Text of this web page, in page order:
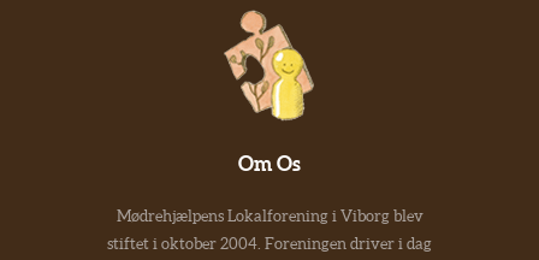
Om Os
Mødrehjælpens Lokalforening i Viborg blev
stiftet i oktober 2004. Foreningen driver i dag